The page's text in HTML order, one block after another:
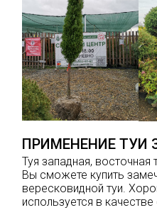
ПРИМЕНЕНИЕ ТУИ
Туя западная,
Вы сможете купить
вересковидной туи.
используется в